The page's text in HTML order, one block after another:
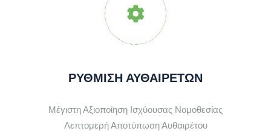

ΡΥΘΜΙΣΗ ΑΥΘΑΙΡΕΤΩΝ
Μέγιστη Αξιοποίηση Ισχύουσας Νομοθεσίας
Λεπτομερή Αποτύπωση Αυθαιρέτου